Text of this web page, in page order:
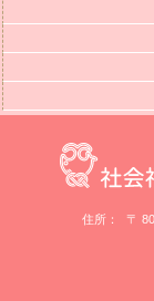
住所： 〒